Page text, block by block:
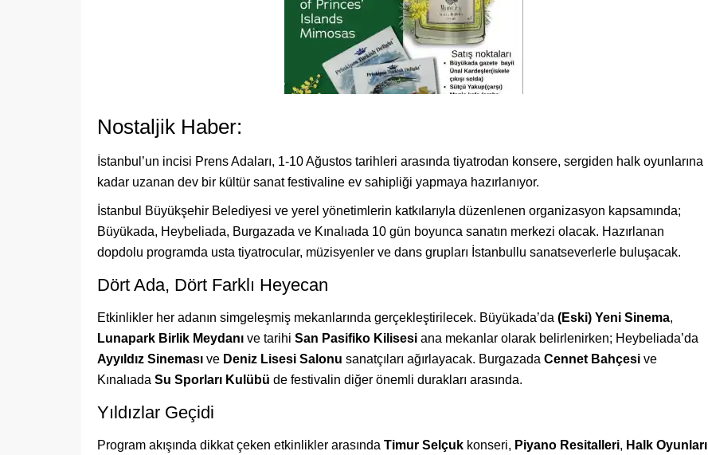
Nostaljik Haber:
İstanbul’un incisi Prens Adaları, 1-10 Ağustos tarihleri arasında tiyatrodan konsere, sergiden halk oyunlarına
kadar uzanan dev bir kültür sanat festivaline ev sahipliği yapmaya hazırlanıyor.
İstanbul Büyükşehir Belediyesi ve yerel yönetimlerin katkılarıyla düzenlenen organizasyon kapsamında;
Büyükada, Heybeliada, Burgazada ve Kınalıada 10 gün boyunca sanatın merkezi olacak. Hazırlanan
dopdolu programda usta tiyatrocular, müzisyenler ve dans grupları İstanbullu sanatseverlerle buluşacak.
Dört Ada, Dört Farklı Heyecan
Etkinlikler her adanın simgeleşmiş mekanlarında gerçekleştirilecek. Büyükada’da (Eski) Yeni Sinema,
Lunapark Birlik Meydanı ve tarihi San Pasifiko Kilisesi ana mekanlar olarak belirlenirken; Heybeliada’da
Ayyıldız Sineması ve Deniz Lisesi Salonu sanatçıları ağırlayacak. Burgazada Cennet Bahçesi ve
Kınalıada Su Sporları Kulübü de festivalin diğer önemli durakları arasında.
Yıldızlar Geçidi
Program akışında dikkat çeken etkinlikler arasında Timur Selçuk konseri, Piyano Resitalleri, Halk Oyunları